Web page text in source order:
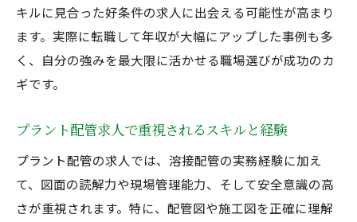
キルに見合った好条件の求人に出会える可能性が高まり
ます。実際に転職して年収が大幅にアップした事例も多
く、自分の強みを最大限に活かせる職場選びが成功のカ
ギです。
プラント配管求人で重視されるスキルと経験
プラント配管の求人では、溶接配管の実務経験に加え
て、図面の読解力や現場管理能力、そして安全意識の高
さが重視されます。特に、配管図や施工図を正確に理解